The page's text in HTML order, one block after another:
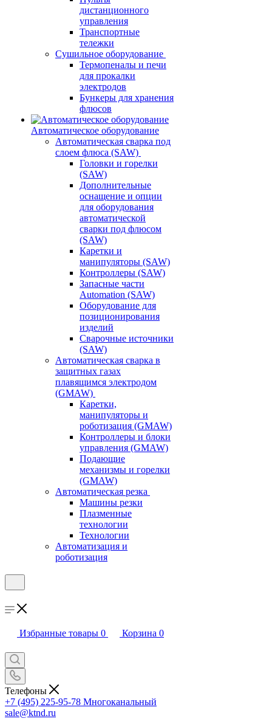
дистанционного
управления
Транспортные
тележки
Сушильное оборудование
Термопеналы и печи
для прокалки
электродов
Бункеры для хранения
флюсов
Автоматическое оборудование
Автоматическая сварка под
слоем флюса (SAW)
Головки и горелки
(SAW)
Дополнительные
оснащение и опции
для оборудования
автоматической
сварки под флюсом
(SAW)
Каретки и
манипуляторы (SAW)
Контроллеры (SAW)
Запасные части
Automation (SAW)
Оборудование для
позиционирования
изделий
Сварочные источники
(SAW)
Автоматическая сварка в
защитных газах
плавящимся электродом
(GMAW)
Каретки,
манипуляторы и
роботизация (GMAW)
Контроллеры и блоки
управления (GMAW)
Подающие
механизмы и горелки
(GMAW)
Автоматическая резка
Машины резки
Плазменные
технологии
Технологии
Автоматизация и
роботизация
Избранные товары 0 Корзина 0
Телефоны
+7 (495) 225-95-78 Многоканальный
sale@ktnd.ru